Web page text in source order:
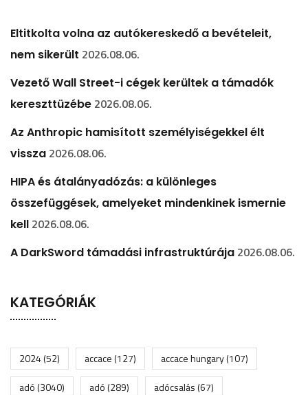
Eltitkolta volna az autókereskedő a bevételeit,
nem sikerült 2026.08.06.
Vezető Wall Street-i cégek kerültek a támadók
kereszttüzébe 2026.08.06.
Az Anthropic hamisított személyiségekkel élt
vissza 2026.08.06.
HIPA és átalányadózás: a különleges
összefüggések, amelyeket mindenkinek ismernie
kell 2026.08.06.
A DarkSword támadási infrastruktúrája 2026.08.06.
KATEGÓRIÁK
2024(52) accace(127) accace hungary(107)
adó(3040) adó(289) adócsalás(67)